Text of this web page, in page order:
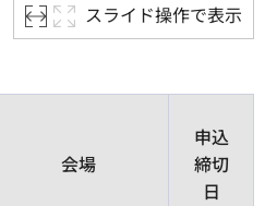
スライド操作で表示
会場
申込
締切
日